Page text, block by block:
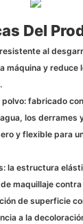
Del
al
máquina y reduce
fabricado
los derrames
y flexible para
la estructura
maquillaje contra
de superficie
a la